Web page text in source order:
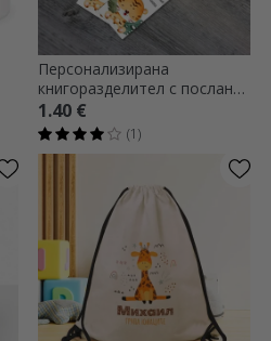
Персонализирана
книгоразделител с послание
и име за деца - Животни
1.40 €
(1)